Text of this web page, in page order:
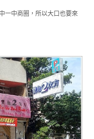
一中商圈，所以大口也要來